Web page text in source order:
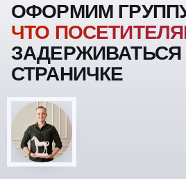
ОФОРМИМ
ЧТО
ПОСЕТИТЕЛЯМ
ЗАДЕРЖИВАТЬСЯ
СТРАНИЧКЕ